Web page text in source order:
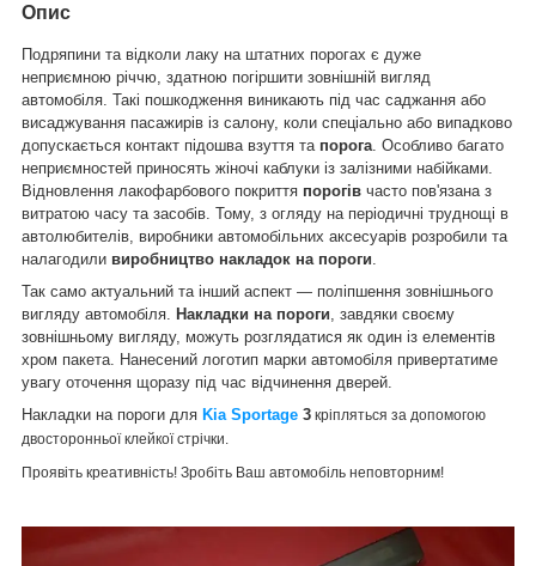
Опис
Подряпини та відколи лаку на штатних порогах є дуже
неприємною річчю, здатною погіршити зовнішній вигляд
автомобіля. Такі пошкодження виникають під час саджання або
висаджування пасажирів із салону, коли спеціально або випадково
допускається контакт підошва взуття та порога . Особливо багато
неприємностей приносять жіночі каблуки із залізними набійками.
Відновлення лакофарбового покриття порогів часто пов'язана з
витратою часу та засобів. Тому, з огляду на періодичні труднощі в
автолюбителів, виробники автомобільних аксесуарів розробили та
налагодили виробництво накладок на пороги
Так само актуальний та інший аспект — поліпшення зовнішнього
вигляду автомобіля.
Накладки на пороги , завдяки своєму
зовнішньому вигляду, можуть розглядатися як один із елементів
хром пакета. Нанесений логотип марки автомобіля привертатиме
увагу оточення щоразу під час відчинення дверей.
Накладки на пороги для Kia Sportage 3 кріпляться за допомогою
двосторонньої клейкої стрічки.
Проявіть креативність! Зробіть Ваш автомобіль неповторним!